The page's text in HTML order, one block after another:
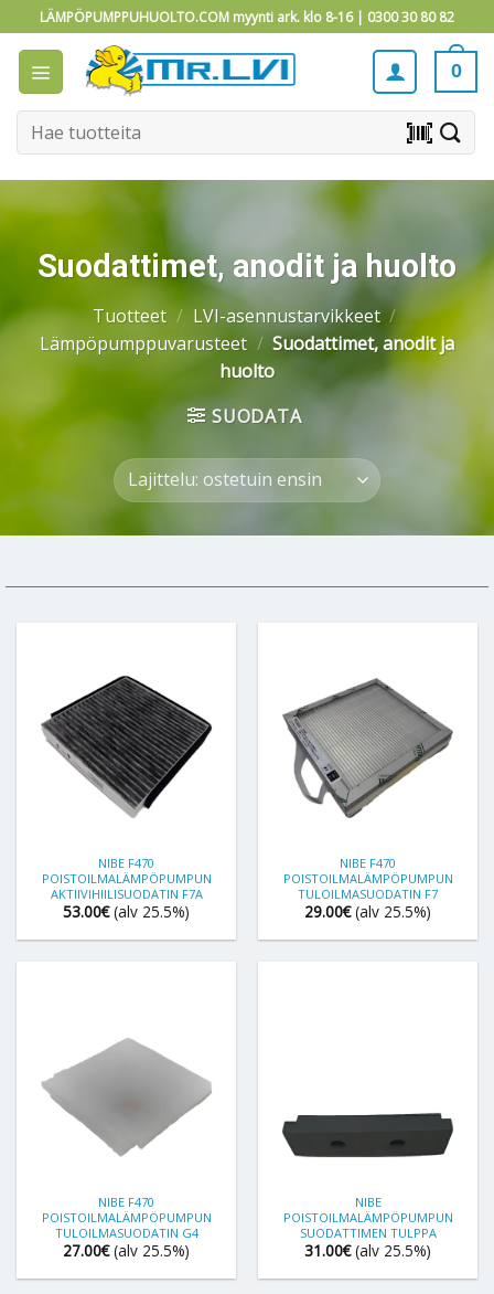
to
content
LÄMPÖPUMPPUHUOLTO.COM myynti ark. klo 8-16 | 0300 30 80 82
0
Etsi: barcode_scanner
Suodattimet, anodit ja huolto
Tuotteet / LVI-asennustarvikkeet /
Lämpöpumppuvarusteet / Suodattimet, anodit ja
huolto
SUODATA
NIBE F470
POISTOILMALÄMPÖPUMPUN
AKTIIVIHIILISUODATIN F7A
53.00€ (alv 25.5%)
NIBE F470
POISTOILMALÄMPÖPUMPUN
TULOILMASUODATIN F7
29.00€ (alv 25.5%)
NIBE F470
POISTOILMALÄMPÖPUMPUN
TULOILMASUODATIN G4
27.00€ (alv 25.5%)
NIBE
POISTOILMALÄMPÖPUMPUN
SUODATTIMEN TULPPA
31.00€ (alv 25.5%)